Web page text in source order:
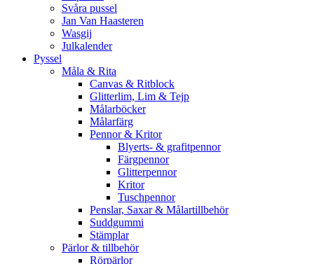
Svåra pussel
Jan Van Haasteren
Wasgij
Julkalender
Pyssel
Måla & Rita
Canvas & Ritblock
Glitterlim, Lim & Tejp
Målarböcker
Målarfärg
Pennor & Kritor
Blyerts- & grafitpennor
Färgpennor
Glitterpennor
Kritor
Tuschpennor
Penslar, Saxar & Målartillbehör
Suddgummi
Stämplar
Pärlor & tillbehör
Rörpärlor